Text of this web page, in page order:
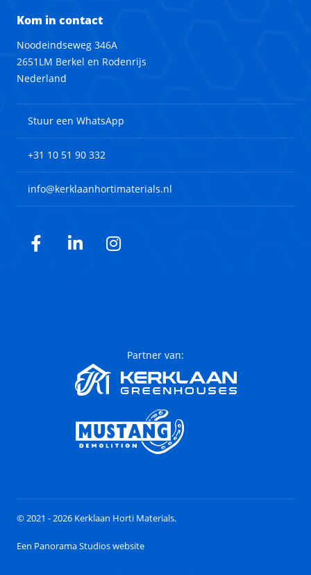
Kom in contact
Noodeindseweg 346A
2651LM Berkel en Rodenrijs
Nederland
Stuur een WhatsApp
+31 10 51 90 332
info@kerklaanhortimaterials.nl
Facebook
LinkedInInstagram
Partner van:
© 2021 - 2026 Kerklaan Horti Materials.
Een Panorama Studios website